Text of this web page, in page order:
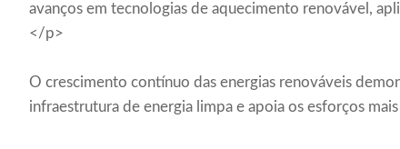
avanços em tecnologias de aquecimento renovável,
</p>
O crescimento contínuo das energias renováveis
infraestrutura de energia limpa e apoia os esforços